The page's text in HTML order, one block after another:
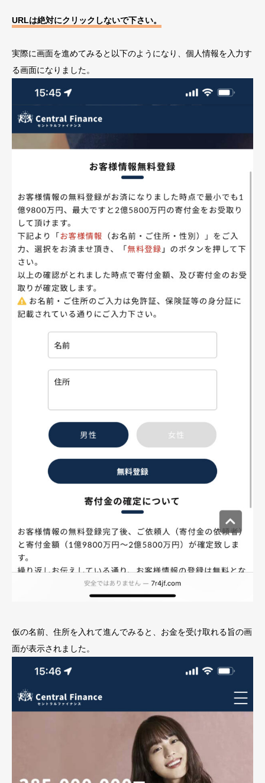
URLは絶対にクリックしないで下さい。
実際に画面を進めてみると以下のようになり、個人情報を入力す
る画面になりました。
仮の名前、住所を入れて進んでみると、お金を受け取れる旨の画
面が表示されました。